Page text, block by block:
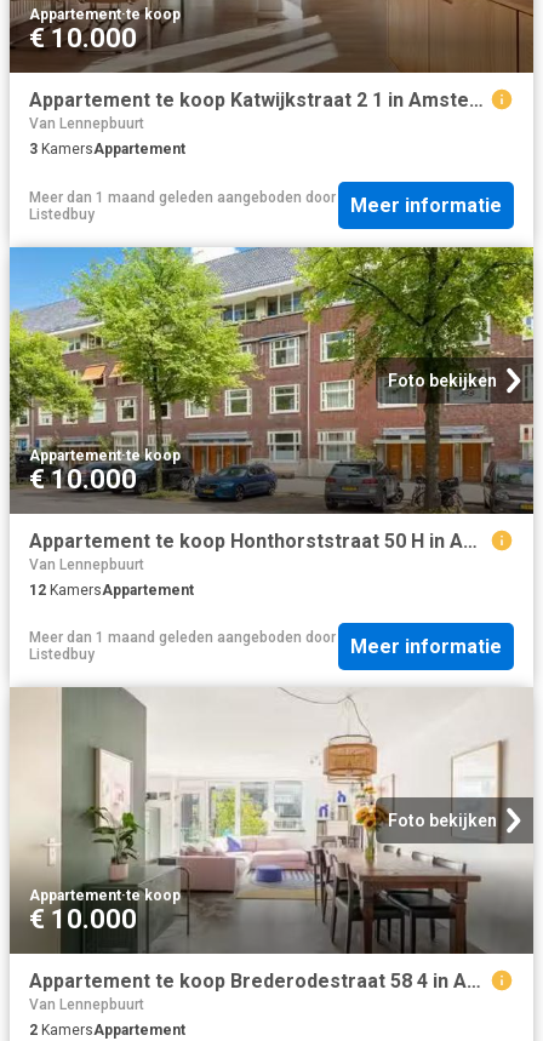
Appartement·te koop
€ 10.000
Appartement te koop Katwijkstraat 2 1 in Amsterdam voor € 465.
Van Lennepbuurt
3 KamersAppartement
Meer dan 1 maand geleden aangeboden door
Listedbuy
Meer informatie
Foto bekijken
Appartement·te koop
€ 10.000
Appartement te koop Honthorststraat 50 H in Amsterdam voor € 2.
Van Lennepbuurt
12 KamersAppartement
Meer dan 1 maand geleden aangeboden door
Listedbuy
Meer informatie
Foto bekijken
Appartement·te koop
€ 10.000
Appartement te koop Brederodestraat 58 4 in Amsterdam voor € 5.
Van Lennepbuurt
2 KamersAppartement